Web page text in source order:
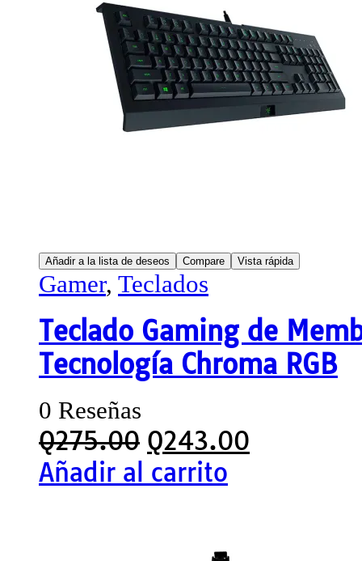
Añadir a la lista de deseos Compare Vista rápida
Gamer, Teclados
Teclado Gaming de
Tecnología Chroma RGB
0 Reseñas
Q275.00 Q243.00
Añadir al carrito